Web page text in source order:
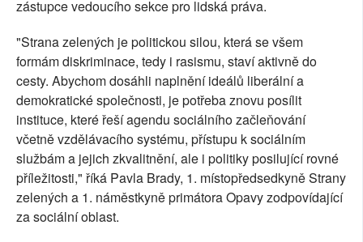
zástupce vedoucího sekce pro lidská práva.
"Strana zelených je politickou silou, která se všem
formám diskriminace, tedy i rasismu, staví aktivně do
cesty. Abychom dosáhli naplnění ideálů liberální a
demokratické společnosti, je potřeba znovu posílit
instituce, které řeší agendu sociálního začleňování
včetně vzdělávacího systému, přístupu k sociálním
službám a jejich zkvalitnění, ale i politiky posilující rovné
příležitosti," říká Pavla Brady, 1. místopředsedkyně Strany
zelených a 1. náměstkyně primátora Opavy zodpovídající
za sociální oblast.